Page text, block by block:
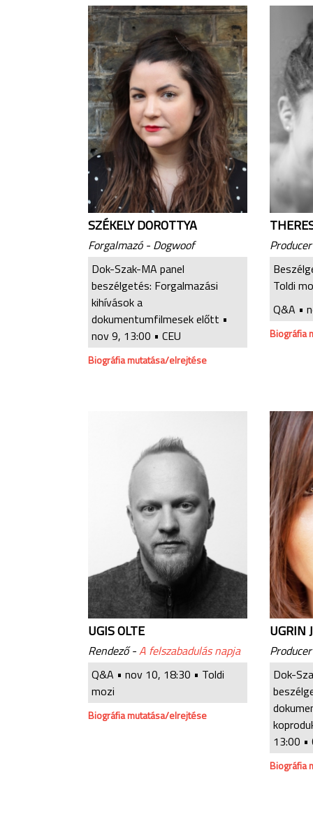
SZÉKELY DOROTTYA
Forgalmazó - Dogwoof
Dok-Szak-MA panel
beszélgetés: Forgalmazási
kihívások a
dokumentumfilmesek előtt •
nov 9, 13:00 • CEU
Biográfia mutatása/elrejtése
Toldi
Q&A •
Biográfia
UGIS OLTE
Rendező -A felszabadulás napja
Q&A • nov 10, 18:30 • Toldi
mozi
Biográfia mutatása/elrejtése
UGRIN
Dok-
13:00 •
Biográfia